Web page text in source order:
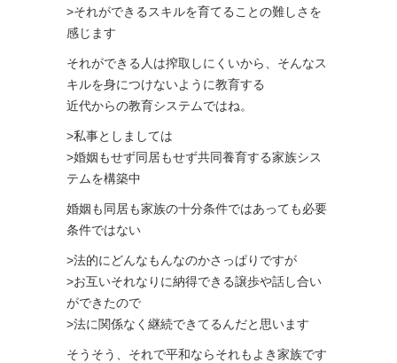
>それができるスキルを育てることの難しさを
感じます
それができる人は搾取しにくいから、そんなス
キルを身につけないように教育する
近代からの教育システムではね。
>私事としましては
>婚姻もせず同居もせず共同養育する家族シス
テムを構築中
婚姻も同居も家族の十分条件ではあっても必要
条件ではない
>法的にどんなもんなのかさっぱりですが
>お互いそれなりに納得できる譲歩や話し合い
ができたので
>法に関係なく継続できてるんだと思います
そうそう、それで平和ならそれもよき家族です